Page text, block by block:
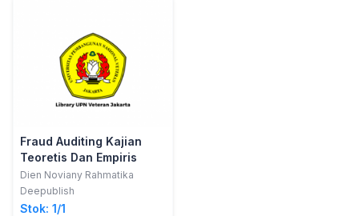
Fraud Auditing Kajian
Teoretis Dan Empiris
Dien Noviany Rahmatika
Deepublish
Stok: 1/1